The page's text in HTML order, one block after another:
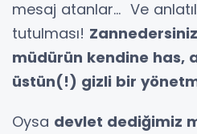
mesaj atanlar… Ve
tutulması!
müdürün kendine has,
üstün(!) gizli bir
Oysa devlet dediğimiz